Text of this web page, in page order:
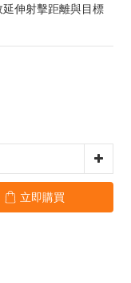
伸射擊距離與目標
立即購買